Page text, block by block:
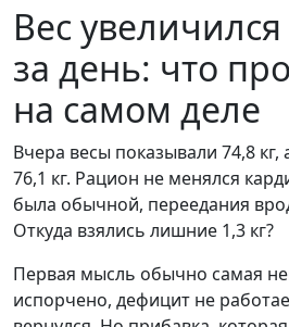
Вес увеличился
за день: что
на самом деле
Вчера весы показывали 74,8 кг,
76,1 кг. Рацион не менялся
была обычной, переедания
Откуда взялись лишние 1,3 кг?
Первая мысль обычно самая
испорчено, дефицит не